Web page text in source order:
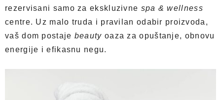
rezervisani samo za ekskluzivne spa & wellness
centre. Uz malo truda i pravilan odabir proizvoda,
vaš dom postaje beauty oaza za opuštanje, obnovu
energije i efikasnu negu.